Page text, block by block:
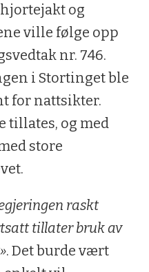
og
ville følge opp
nr. 746.
i Stortinget ble
for nattsikter.
tillates, og med
store
raskt
tillater bruk av
. Det burde vært